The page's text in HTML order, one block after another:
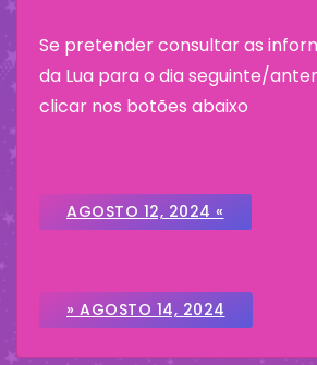
Se pretender consultar as
da Lua para o dia seguinte/
clicar nos botões abaixo
AGOSTO 12, 2024 «
» AGOSTO 14, 2024